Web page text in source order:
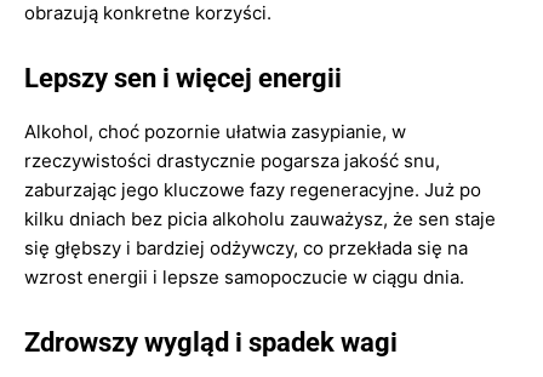
obrazują konkretne korzyści.
Lepszy sen i więcej energii
Alkohol, choć pozornie ułatwia zasypianie, w
rzeczywistości drastycznie pogarsza jakość snu,
zaburzając jego kluczowe fazy regeneracyjne. Już po
kilku dniach bez picia alkoholu zauważysz, że sen staje
się głębszy i bardziej odżywczy, co przekłada się na
wzrost energii i lepsze samopoczucie w ciągu dnia.
Zdrowszy wygląd i spadek wagi